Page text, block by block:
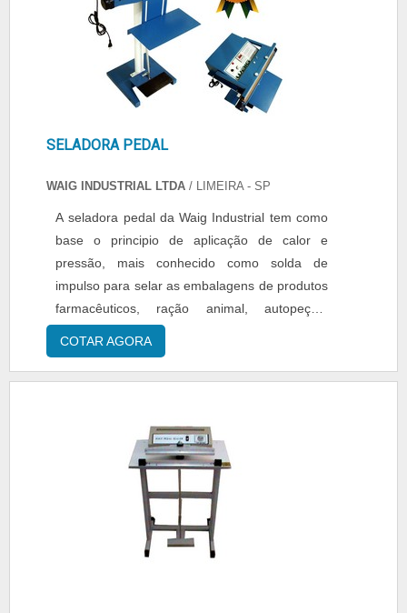
SELADORA PEDAL
WAIG INDUSTRIAL LTDA / LIMEIRA - SP
A seladora pedal da Waig Industrial tem como
base o principio de aplicação de calor e
pressão, mais conhecido como solda de
impulso para selar as embalagens de produtos
farmacêuticos, ração animal, autopeças,
confecções, brinquedos, entre outras opções.
A seladora pedal possui 45 cm de área de
produtos. A WAIG é referên...
COTAR AGORA